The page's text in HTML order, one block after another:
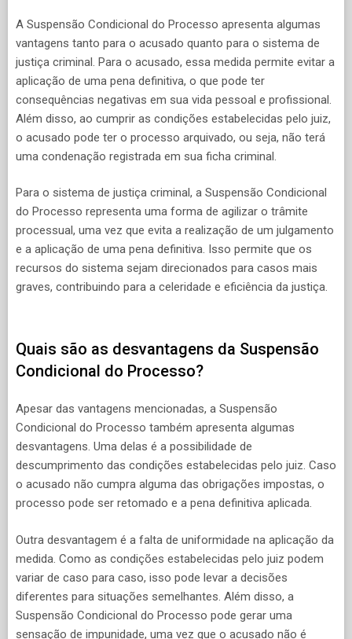
A Suspensão Condicional do Processo apresenta algumas
vantagens tanto para o acusado quanto para o sistema de
justiça criminal. Para o acusado, essa medida permite evitar a
aplicação de uma pena definitiva, o que pode ter
consequências negativas em sua vida pessoal e profissional.
Além disso, ao cumprir as condições estabelecidas pelo juiz,
o acusado pode ter o processo arquivado, ou seja, não terá
uma condenação registrada em sua ficha criminal.
Para o sistema de justiça criminal, a Suspensão Condicional
do Processo representa uma forma de agilizar o trâmite
processual, uma vez que evita a realização de um julgamento
e a aplicação de uma pena definitiva. Isso permite que os
recursos do sistema sejam direcionados para casos mais
graves, contribuindo para a celeridade e eficiência da justiça.
Quais são as desvantagens da Suspensão
Condicional do Processo?
Apesar das vantagens mencionadas, a Suspensão
Condicional do Processo também apresenta algumas
desvantagens. Uma delas é a possibilidade de
descumprimento das condições estabelecidas pelo juiz. Caso
o acusado não cumpra alguma das obrigações impostas, o
processo pode ser retomado e a pena definitiva aplicada.
Outra desvantagem é a falta de uniformidade na aplicação da
medida. Como as condições estabelecidas pelo juiz podem
variar de caso para caso, isso pode levar a decisões
diferentes para situações semelhantes. Além disso, a
Suspensão Condicional do Processo pode gerar uma
sensação de impunidade, uma vez que o acusado não é